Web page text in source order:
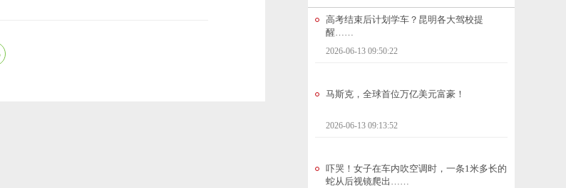
高考结束后计划学车？昆明各大驾校提
醒……
2026-06-13 09:50:22
马斯克，全球首位万亿美元富豪！
2026-06-13 09:13:52
吓哭！女子在车内吹空调时，一条1米多长的
蛇从后视镜爬出……